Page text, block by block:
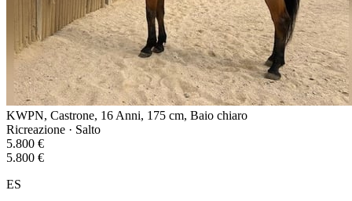
KWPN, Castrone, 16 Anni, 175 cm, Baio chiaro
Ricreazione · Salto
5.800 €
5.800 €
ES